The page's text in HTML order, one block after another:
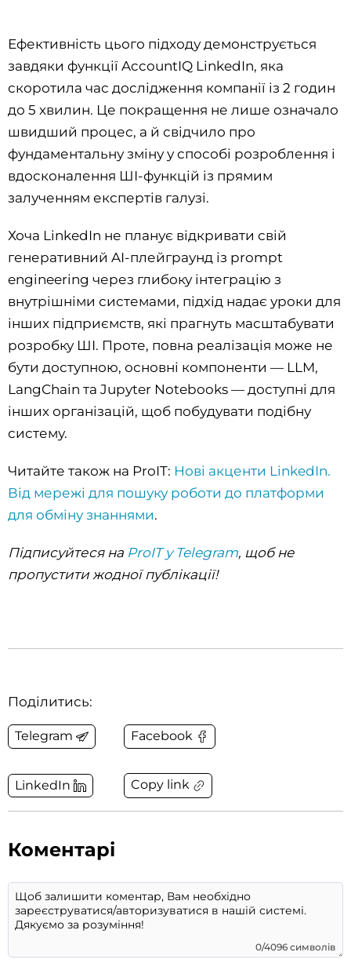
Ефективність цього підходу демонструється
завдяки функції AccountIQ LinkedIn, яка
скоротила час дослідження компанії із 2 годин
до 5 хвилин. Це покращення не лише означало
швидший процес, а й свідчило про
фундаментальну зміну у способі розроблення і
вдосконалення ШІ-функцій із прямим
залученням експертів галузі.
Хоча LinkedIn не планує відкривати свій
генеративний AI-плейграунд із prompt
engineering через глибоку інтеграцію з
внутрішніми системами, підхід надає уроки для
інших підприємств, які прагнуть масштабувати
розробку ШІ. Проте, повна реалізація може не
бути доступною, основні компоненти — LLM,
LangChain та Jupyter Notebooks — доступні для
інших організацій, щоб побудувати подібну
систему.
Читайте також на ProIT: Нові акценти LinkedIn.
Від мережі для пошуку роботи до платформи
для обміну знаннями.
Підписуйтеся на ProIT у Telegram, щоб не
пропустити жодної публікації!
Поділитись:
Telegram Facebook
LinkedIn Copy link
Коментарі
0/4096 символів